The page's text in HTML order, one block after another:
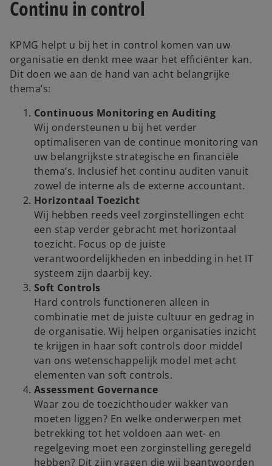
Continu in control
KPMG helpt u bij het in control komen van uw
organisatie en denkt mee waar het efficiënter kan.
Dit doen we aan de hand van acht belangrijke
thema’s:
Continuous Monitoring en Auditing
Wij ondersteunen u bij het verder
optimaliseren van de continue monitoring van
uw belangrijkste strategische en financiële
thema’s. Inclusief het continu auditen vanuit
zowel de interne als de externe accountant.
Horizontaal Toezicht
Wij hebben reeds veel zorginstellingen echt
een stap verder gebracht met horizontaal
toezicht. Focus op de juiste
verantwoordelijkheden en inbedding in het IT
systeem zijn daarbij key.
Soft Controls
Hard controls functioneren alleen in
combinatie met de juiste cultuur en gedrag in
de organisatie. Wij helpen organisaties inzicht
te krijgen in haar soft controls door middel
van ons wetenschappelijk model met acht
elementen van soft controls.
Assessment Governance
Waar zou de toezichthouder wakker van
moeten liggen? En welke onderwerpen met
betrekking tot het voldoen aan wet- en
regelgeving moet een zorginstelling geregeld
hebben? Dit zijn vragen die wij beantwoorden